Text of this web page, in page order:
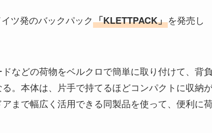
ツ発のバックパック「KLETTPACK」を発売し
などの荷物をベルクロで簡単に取り付けて、背
。本体は、片手で持てるほどコンパクトに収納
まで幅広く活用できる同製品を使って、便利に